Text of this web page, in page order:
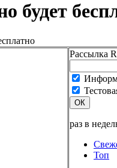
будет
Рассылка
ОК
раз в
Топ